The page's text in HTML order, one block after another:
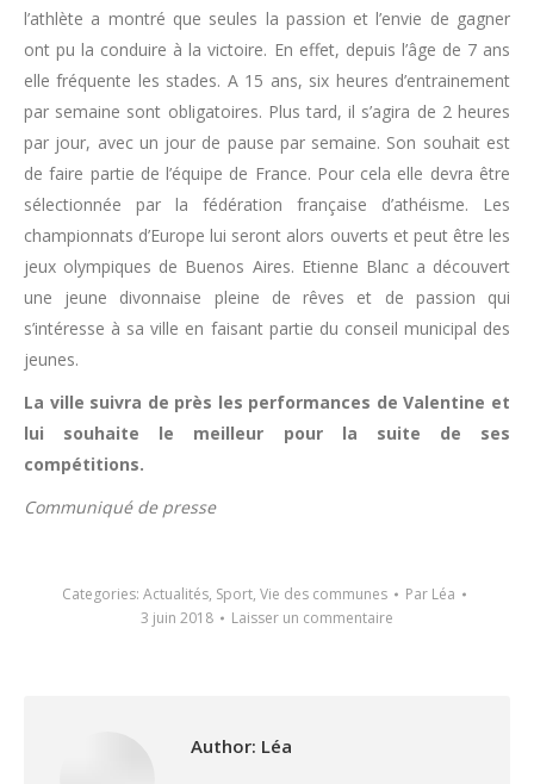
l’athlète a montré que seules la passion et l’envie de gagner
ont pu la conduire à la victoire. En effet, depuis l’âge de 7 ans
elle fréquente les stades. A 15 ans, six heures d’entrainement
par semaine sont obligatoires. Plus tard, il s’agira de 2 heures
par jour, avec un jour de pause par semaine. Son souhait est
de faire partie de l’équipe de France. Pour cela elle devra être
sélectionnée par la fédération française d’athéisme. Les
championnats d’Europe lui seront alors ouverts et peut être les
jeux olympiques de Buenos Aires. Etienne Blanc a découvert
une jeune divonnaise pleine de rêves et de passion qui
s’intéresse à sa ville en faisant partie du conseil municipal des
jeunes.
La ville suivra de près les performances de Valentine et
lui souhaite le meilleur pour la suite de ses
compétitions.
Communiqué de presse
Categories: Actualités, Sport, Vie des communes Par Léa
3 juin 2018
Laisser un commentaire
Author: Léa